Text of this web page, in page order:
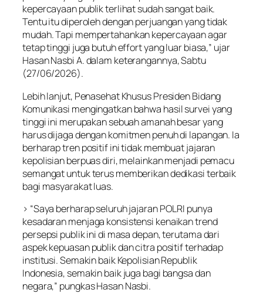
kepercayaan publik terlihat sudah sangat baik.
Tentu itu diperoleh dengan perjuangan yang tidak
mudah. Tapi mempertahankan kepercayaan agar
tetap tinggi juga butuh effort yang luar biasa,” ujar
Hasan Nasbi A. dalam keterangannya, Sabtu
(27/06/2026).
Lebih lanjut, Penasehat Khusus Presiden Bidang
Komunikasi mengingatkan bahwa hasil survei yang
tinggi ini merupakan sebuah amanah besar yang
harus dijaga dengan komitmen penuh di lapangan. Ia
berharap tren positif ini tidak membuat jajaran
kepolisian berpuas diri, melainkan menjadi pemacu
semangat untuk terus memberikan dedikasi terbaik
bagi masyarakat luas.
> “Saya berharap seluruh jajaran POLRI punya
kesadaran menjaga konsistensi kenaikan trend
persepsi publik ini di masa depan, terutama dari
aspek kepuasan publik dan citra positif terhadap
institusi. Semakin baik Kepolisian Republik
Indonesia, semakin baik juga bagi bangsa dan
negara,” pungkas Hasan Nasbi.